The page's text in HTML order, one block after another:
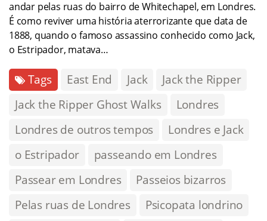
andar pelas ruas do bairro de Whitechapel, em Londres.
É como reviver uma história aterrorizante que data de
1888, quando o famoso assassino conhecido como Jack,
o Estripador, matava…
Tags East End Jack
Jack the Ripper
Jack the Ripper Ghost Walks
Londres
Londres de outros tempos
Londres e Jack
o Estripador
passeando em Londres
Passear em Londres
Passeios bizarros
Pelas ruas de Londres
Psicopata londrino